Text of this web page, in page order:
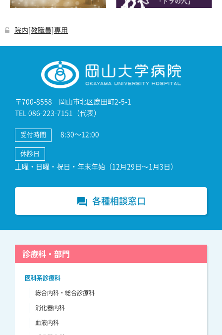
院内[教職員]専用
〒700-8558 岡山市北区鹿田町2-5-1
TEL 086-223-7151（代表）
受付時間 8:30～12:00
休診日
土曜・日曜・祝日・年末年始（12月29日～1月3日）
forum 各種相談窓口
診療科・部門
医科系診療科
総合内科・総合診療科
消化器内科
血液内科